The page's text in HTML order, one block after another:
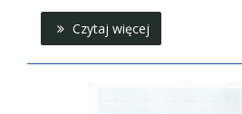
Czytaj więcej